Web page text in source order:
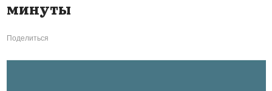
минуты
Поделиться